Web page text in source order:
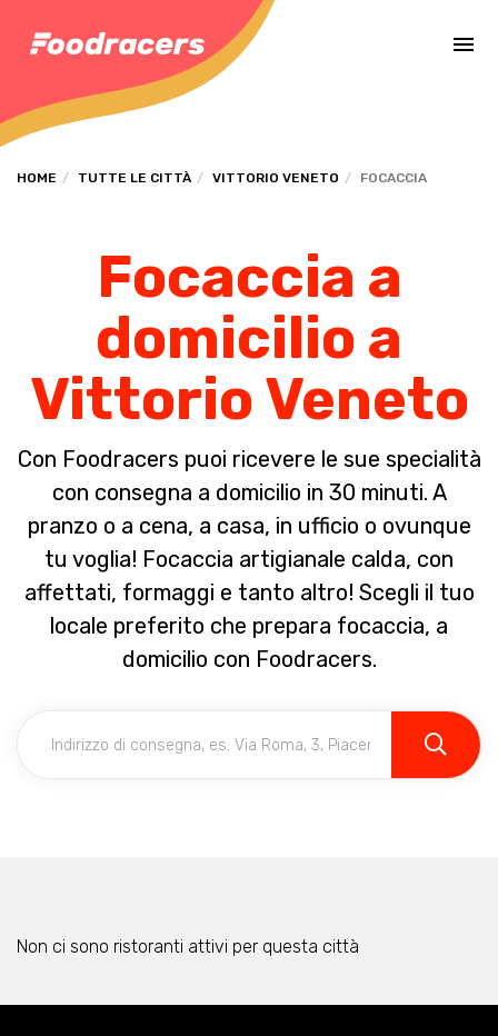
HOME TUTTE LE CITTÀ VITTORIO VENETO FOCACCIA
Focaccia a
domicilio a
Vittorio Veneto
Con Foodracers puoi ricevere le sue specialità
con consegna a domicilio in 30 minuti. A
pranzo o a cena, a casa, in ufficio o ovunque
tu voglia! Focaccia artigianale calda, con
affettati, formaggi e tanto altro! Scegli il tuo
locale preferito che prepara focaccia, a
domicilio con Foodracers.
Non ci sono ristoranti attivi per questa città